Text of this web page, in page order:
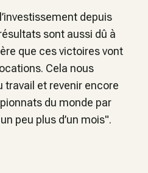
depuis
sont aussi dû à
que ces victoires vont
Cela nous
travail et revenir encore
du monde par
peu plus d’un mois".